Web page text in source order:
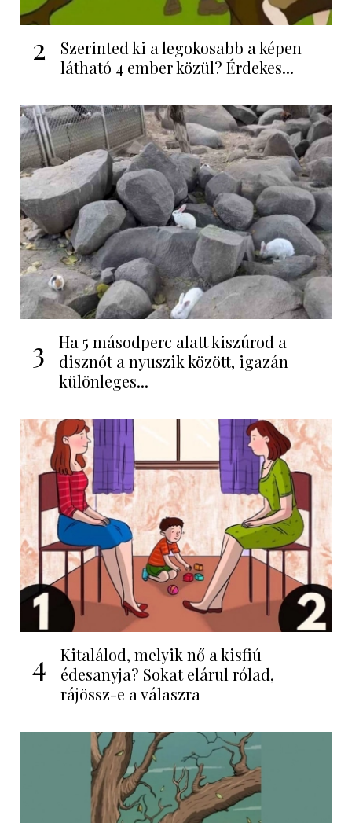
2
Szerinted ki a legokosabb a képen
látható 4 ember közül? Érdekes...
3
Ha 5 másodperc alatt kiszúrod a
disznót a nyuszik között, igazán
különleges...
4
Kitalálod, melyik nő a kisfiú
édesanyja? Sokat elárul rólad,
rájössz-e a válaszra